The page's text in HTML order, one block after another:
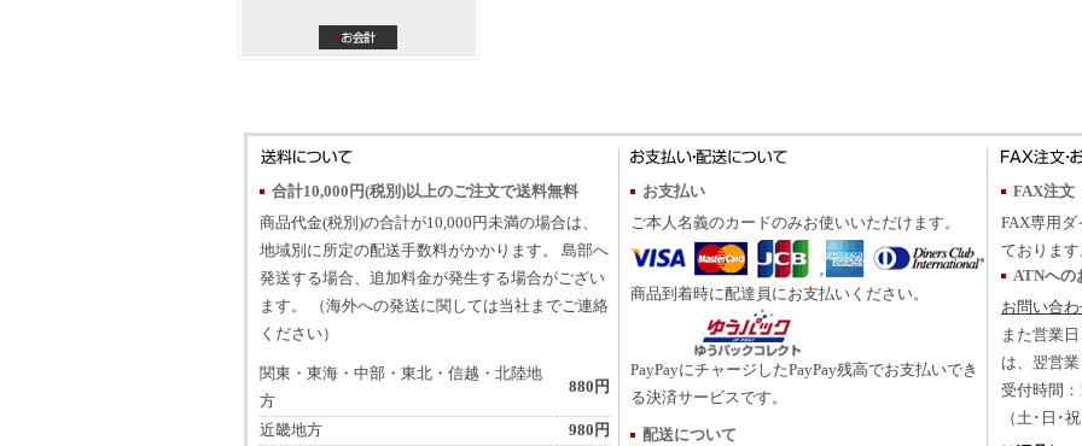
合計10,000円(税別)以上のご注文で送料無料
商品代金(税別)の合計が10,000円未満の場合は、
地域別に所定の配送手数料がかかります。 島部へ
発送する場合、追加料金が発生する場合がござい
ます。 （海外への発送に関しては当社までご連絡
ください）
関東・東海・中部・東北・信越・北陸地
方
880円
近畿地方 980円
お支払い
ご本人名義のカードのみお使いいただけます。
商品到着時に配達員にお支払いください。
PayPayにチャージしたPayPay残高でお支払いでき
る決済サービスです。
配送について
FAX注文
FAX専用ダ
ております
ATNへの
お問い合
また営業
は、翌営
受付時間
（土･日･